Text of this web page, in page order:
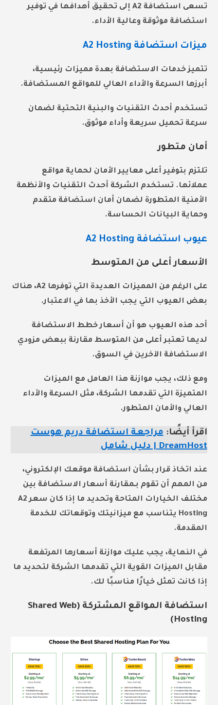
تسعى استضافة A2 إلى تحقيق أهدافها في توفير
استضافة موثوقة وعالية الأداء.
ميزات استضافة A2 Hosting
تتميز خدمات الاستضافة بعدة مميزات رئيسية،
أبرزها السرعة والأداء العالي للمواقع المستضافة.
تستخدم أحدث التقنيات والبنية التحتية لضمان
سرعة تحميل سريعة وأداء موثوق.
أمان متطور
تلتزم بتوفير أعلى معايير الأمان لحماية مواقع
عملائها. تستخدم الشركة أحدث التقنيات والأنظمة
الأمنية المتطورة لضمان أمان استضافة متقدم
وحماية البيانات الحساسة.
عيوب استضافة A2 Hosting
الأسعار أعلى من المتوسط
على الرغم من المميزات العديدة التي توفرها A2، هناك
بعض العيوب التي يجب الأخذ بها في الاعتبار.
أحد هذه العيوب هو أن أسعار خطط الاستضافة
لديها تعتبر أعلى من المتوسط مقارنة ببعض مزودي
الاستضافة الآخرين في السوق.
ومع ذلك، يجب موازنة هذا العامل مع الميزات
المتميزة التي تقدمها الشركة، مثل السرعة والأداء
العالي والأمان المتطور.
اقرأ أيضًا:مراجعة استضافة دريم هوست
DreamHost | دليل شامل
عند اتخاذ قرار بشأن استضافة موقعك الإلكتروني،
من المهم أن تقوم بـمقارنة أسعار الاستضافة بين
مختلف الخيارات المتاحة وتحديد ما إذا كان سعر A2
Hosting يتناسب مع ميزانيتك وتوقعاتك للخدمة
المقدمة.
في النهاية، يجب عليك موازنة أسعارها المرتفعة
مقابل الميزات القوية التي تقدمها الشركة لتحديد ما
إذا كانت تمثل خيارًا مناسبًا لك.
استضافة المواقع المشتركة (Shared Web
Hosting)